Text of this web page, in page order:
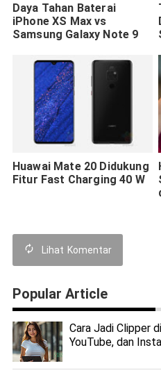
Daya Tahan Baterai
iPhone XS Max vs
Samsung Galaxy Note 9
Huawai Mate 20 Didukung
Fitur Fast Charging 40 W
Lihat Komentar
Popular Article
Cara Jadi Clipper
YouTube, dan